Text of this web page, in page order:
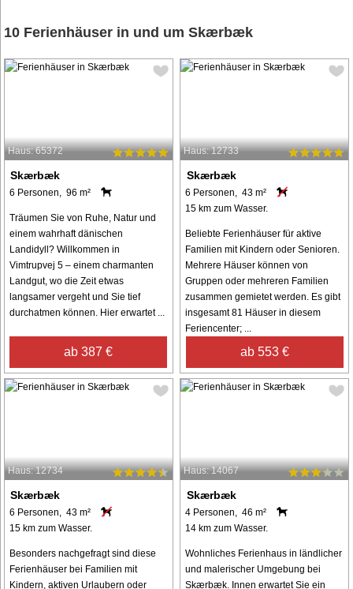
10 Ferienhäuser in und um Skærbæk
Haus: 65372
Skærbæk
6 Personen, 96 m²
Träumen Sie von Ruhe, Natur und
einem wahrhaft dänischen
Landidyll? Willkommen in
Vimtrupvej 5 – einem charmanten
Landgut, wo die Zeit etwas
langsamer vergeht und Sie tief
durchatmen können. Hier erwartet ...
ab 387 €
Haus: 12733
Skærbæk
6 Personen, 43 m²
15 km zum Wasser.
Beliebte Ferienhäuser für aktive
Familien mit Kindern oder Senioren.
Mehrere Häuser können von
Gruppen oder mehreren Familien
zusammen gemietet werden. Es gibt
insgesamt 81 Häuser in diesem
Feriencenter; ...
ab 553 €
Haus: 12734
Skærbæk
6 Personen, 43 m²
15 km zum Wasser.
Besonders nachgefragt sind diese
Ferienhäuser bei Familien mit
Kindern, aktiven Urlaubern oder
Haus: 14067
Skærbæk
4 Personen, 46 m²
14 km zum Wasser.
Wohnliches Ferienhaus in ländlicher
und malerischer Umgebung bei
Skærbæk. Innen erwartet Sie ein